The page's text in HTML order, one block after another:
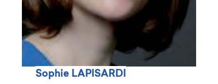
Sophie LAPISARDI